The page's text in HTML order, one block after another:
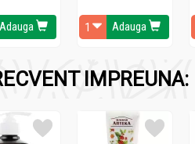
- KALLOS
Adauga Adauga
IMPREUNA: